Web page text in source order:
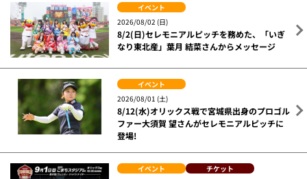
イベント
2026/08/02 (日)
8/2(日)セレモニアルピッチを務めた、「いぎ
なり東北産」葉月 結菜さんからメッセージ
イベント
2026/08/01 (土)
8/12(水)オリックス戦で宮城県出身のプロゴル
ファー大須賀 望さんがセレモニアルピッチに
登場!
イベント
チケット